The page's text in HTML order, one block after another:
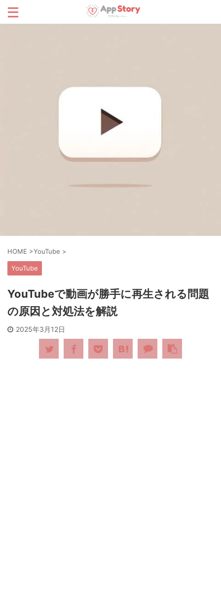
HOME >YouTube >
YouTube
YouTubeで動画が勝手に再生される問題
の原因と対処法を解説
2025年3月12日